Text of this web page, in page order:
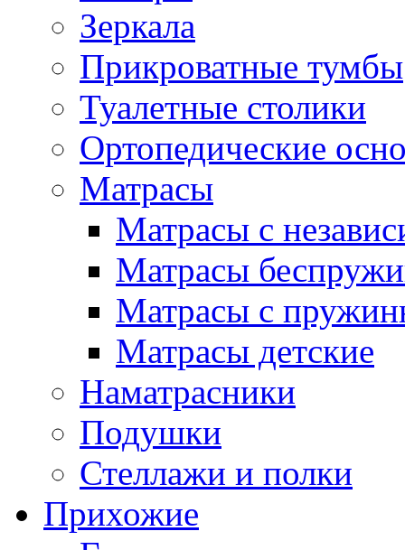
Зеркала
Прикроватные тумбы
Туалетные столики
Ортопедические
Матрасы
Матрасы с
Матрасы
Матрасы с
Матрасы детские
Наматрасники
Подушки
Стеллажи и полки
Прихожие